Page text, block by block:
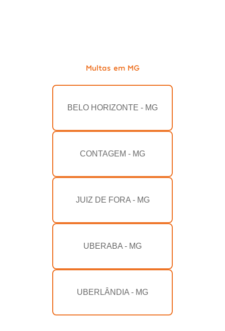
Multas em MG
BELO HORIZONTE - MG
CONTAGEM - MG
JUIZ DE FORA - MG
UBERABA - MG
UBERLÂNDIA - MG